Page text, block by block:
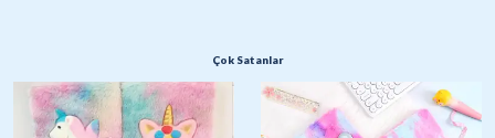
Çok Satanlar